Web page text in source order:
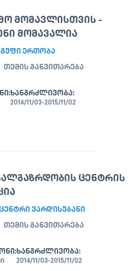
ᲛᲝᲛᲐᲕᲚᲘᲡᲗᲕᲘᲡ -
ᲛᲝᲛᲐᲕᲐᲚᲘᲐ
ᲔᲠᲗᲝᲑᲐ
ᲗᲔᲛᲘᲡ ᲒᲐᲜᲕᲘᲗᲐᲠᲔᲑᲐ
ᲮᲐᲜᲒᲠᲫᲚᲘᲕᲝᲑᲐ:
2014/11/03-2015/11/02
ᲪᲔᲜᲢᲠᲘᲡ
ᲕᲐᲠᲓᲘᲡᲣᲑᲐᲜᲘ
ᲗᲔᲛᲘᲡ ᲒᲐᲜᲕᲘᲗᲐᲠᲔᲑᲐ
ᲮᲐᲜᲒᲠᲫᲚᲘᲕᲝᲑᲐ:
2014/11/03-2015/11/02